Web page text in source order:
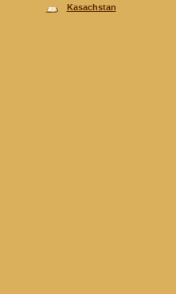
Kasachstan